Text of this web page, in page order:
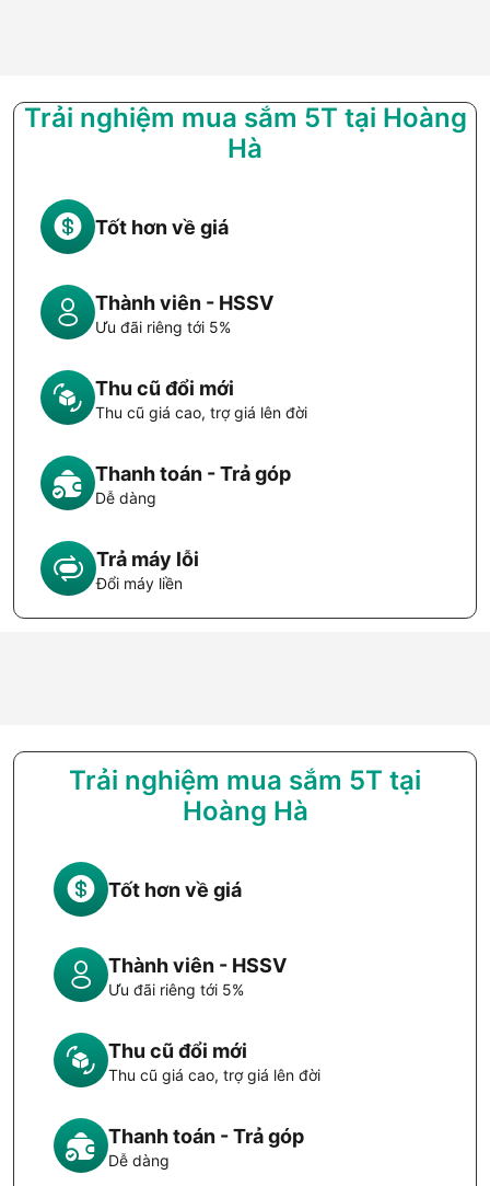
Trải nghiệm mua sắm 5T tại Hoàng
Hà
Tốt hơn về giá
Thành viên - HSSV
Ưu đãi riêng tới 5%
Thu cũ đổi mới
Thu cũ giá cao, trợ giá lên đời
Thanh toán - Trả góp
Dễ dàng
Trả máy lỗi
Đổi máy liền
Trải nghiệm mua sắm 5T tại
Hoàng Hà
Tốt hơn về giá
Thành viên - HSSV
Ưu đãi riêng tới 5%
Thu cũ đổi mới
Thu cũ giá cao, trợ giá lên đời
Thanh toán - Trả góp
Dễ dàng